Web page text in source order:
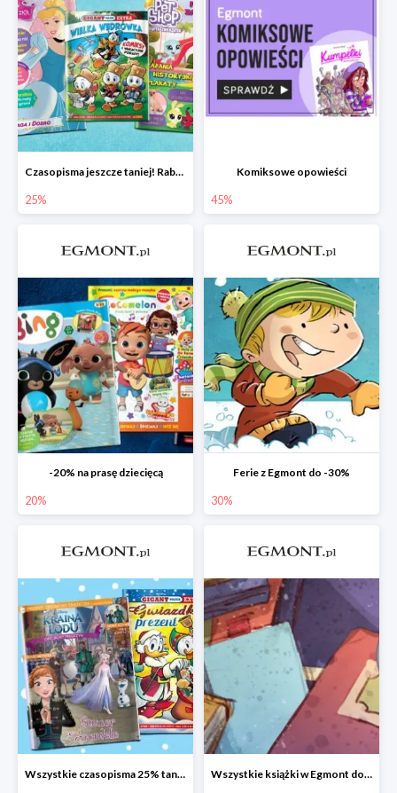
Czasopisma jeszcze taniej! Rabat do -25%
25%
Komiksowe opowieści
45%
-20% na prasę dziecięcą
20%
Ferie z Egmont do -30%
30%
Wszystkie czasopisma 25% taniej Wszystkie książki w Egmont do -30%